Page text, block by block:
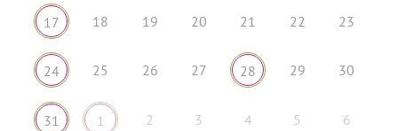
17 18 19 20 21 22 23
24 25 26 27 28 29 30
31 1 2 3 4 5 6